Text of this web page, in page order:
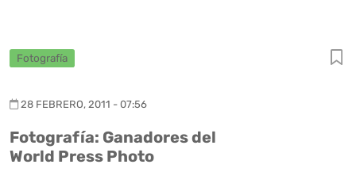
Fotografía
28 FEBRERO, 2011 - 07:56
Fotografía: Ganadores del
World Press Photo